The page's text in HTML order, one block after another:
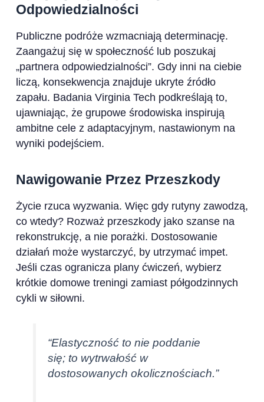
Odpowiedzialności
Publiczne podróże wzmacniają determinację.
Zaangażuj się w społeczność lub poszukaj
„partnera odpowiedzialności”. Gdy inni na ciebie
liczą, konsekwencja znajduje ukryte źródło
zapału. Badania Virginia Tech podkreślają to,
ujawniając, że grupowe środowiska inspirują
ambitne cele z adaptacyjnym, nastawionym na
wyniki podejściem.
Nawigowanie Przez Przeszkody
Życie rzuca wyzwania. Więc gdy rutyny zawodzą,
co wtedy? Rozważ przeszkody jako szanse na
rekonstrukcję, a nie porażki. Dostosowanie
działań może wystarczyć, by utrzymać impet.
Jeśli czas ogranicza plany ćwiczeń, wybierz
krótkie domowe treningi zamiast półgodzinnych
cykli w siłowni.
“Elastyczność to nie poddanie
się; to wytrwałość w
dostosowanych okolicznościach.”